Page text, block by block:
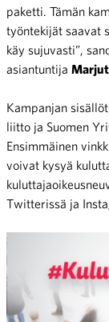
paketti. Tämän
työntekijät saavat
käy sujuvasti”,
asiantuntija
Kampanjan
liitto ja Suomen
Ensimmäinen
voivat kysyä
Twitterissä ja